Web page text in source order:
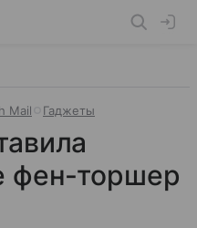
Mail Гаджеты
фен-торшер